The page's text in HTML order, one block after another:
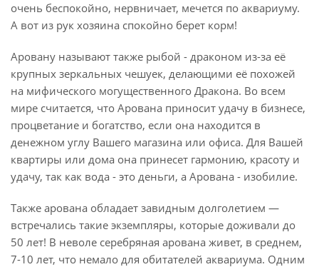
очень беспокойно, нервничает, мечется по аквариуму.
А вот из рук хозяина спокойно берет корм!
Аровану называют также рыбой - драконом из-за её
крупных зеркальных чешуек, делающими её похожей
на мифического могущественного Дракона. Во всем
мире считается, что Арована приносит удачу в бизнесе,
процветание и богатство, если она находится в
денежном углу Вашего магазина или офиса. Для Вашей
квартиры или дома она принесет гармонию, красоту и
удачу, так как вода - это деньги, а Арована - изобилие.
Также арована обладает завидным долголетием —
встречались такие экземпляры, которые доживали до
50 лет! В неволе серебряная арована живет, в среднем,
7-10 лет, что немало для обитателей аквариума. Одним